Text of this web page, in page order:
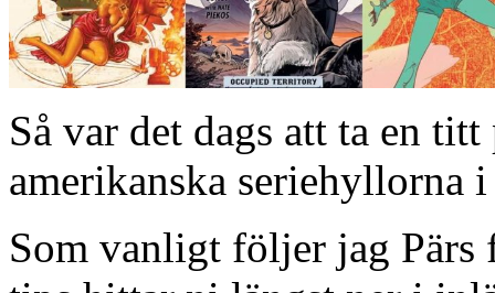
Så var det dags att ta en
amerikanska seriehyllorna
Som vanligt följer jag Pärs